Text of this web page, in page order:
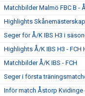
Matchbilder Malmö FBC B -
Highlights
Seger för Å/K IBS H3 i
Highlights Å/K IBS H3 - FCH
Matchbilder Å/K IBS - FCH
Seger i första
Inför match Åstorp Kvidinge